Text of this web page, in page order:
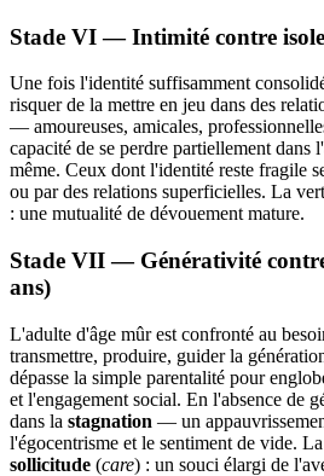
Stade VI — Intimité contre
Une fois l'identité suffisamment
risquer de la mettre en jeu dans des
— amoureuses, amicales,
capacité de se perdre partiellement dans
même. Ceux dont l'identité reste fragile
ou par des relations superficielles. La
: une mutualité de dévouement mature.
Stade VII — Générativité
ans)
L'adulte d'âge mûr est confronté au
transmettre, produire, guider la
dépasse la simple parentalité pour
et l'engagement social. En l'absence de
dans la stagnation — un
l'égocentrisme et le sentiment de vide.
sollicitude (care) : un souci élargi de